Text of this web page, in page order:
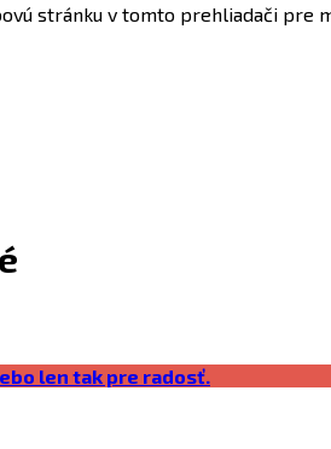
stránku v tomto prehliadači pre
len tak pre radosť.